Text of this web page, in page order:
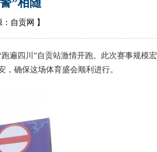
：自贡网 】
遍四川”自贡站激情开跑。此次赛事规模宏
确保这场体育盛会顺利进行。